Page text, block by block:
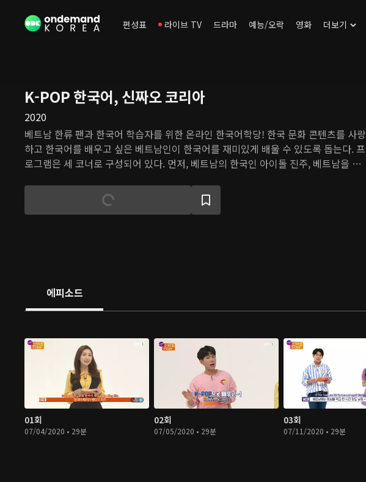
편성표 라이브 TV 드라마 예능/오락 영화 더보기
K-POP 한국어, 신짜오 코리아
2020
베트남 한류 팬과 한국어 학습자를 위한 온라인 한국어학당! 한국 문화 콘텐츠를 사랑
하고 한국어를 배우고 싶은 베트남인이 한국어를 재미있게 배울 수 있도록 돕는다. 프
로그램은 세 코너로 구성되어 있다. 먼저, 베트남의 한국인 아이돌 진주, 베트남을 사
또한 베트남 유학생 미린이 K-POP과 한국 드라마에 나온 음식, 뷰티, 문화를 직접 체
험하고 일상 속 한국어를 배운다. 또한 요즘 한국의 유행어와 최신 생활 정보까지, 깨
에피소드
01회
07/04/2020 • 29분
02회
07/05/2020 • 29분
03회
07/11/2020 • 29분